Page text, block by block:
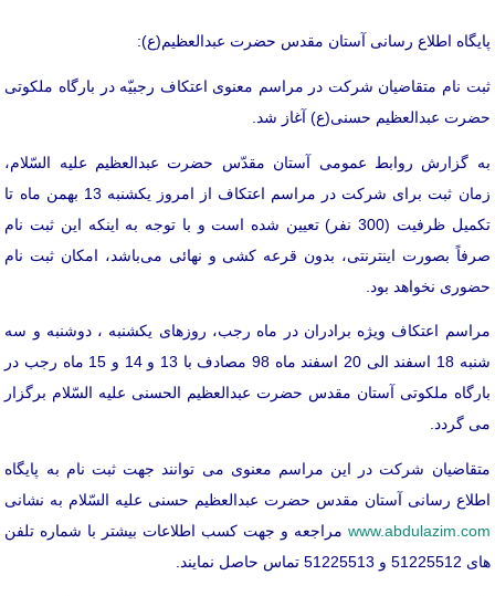
پایگاه اطلاع رسانی آستان مقدس حضرت عبدالعظیم(ع):
ثبت نام متقاضیان شرکت در مراسم معنوی اعتکاف رجبیّه در بارگاه ملکوتی
حضرت عبدالعظیم حسنی(ع) آغاز شد.
به گزارش روابط عمومی آستان مقدّس حضرت عبدالعظیم علیه السّلام،
زمان ثبت برای شرکت در مراسم اعتکاف از امروز یکشنبه 13 بهمن ماه تا
تکمیل ظرفیت (300 نفر) تعیین شده است و با توجه به اینکه این ثبت نام
صرفاً بصورت اینترنتی، بدون قرعه کشی و نهائی می‌باشد، امکان ثبت نام
حضوری نخواهد بود.
مراسم اعتکاف ویژه برادران در ماه رجب، روزهای یکشنبه ، دوشنبه و سه
شنبه 18 اسفند الی 20 اسفند ماه 98 مصادف با 13 و 14 و 15 ماه رجب در
بارگاه ملکوتی آستان مقدس حضرت عبدالعظیم الحسنی علیه السّلام برگزار
می گردد.
متقاضیان شرکت در این مراسم معنوی می توانند جهت ثبت نام به پایگاه
اطلاع رسانی آستان مقدس حضرت عبدالعظیم حسنی علیه السّلام به نشانی
www.abdulazim.com مراجعه و جهت کسب اطلاعات بیشتر با شماره تلفن
های 51225512 و 51225513 تماس حاصل نمایند.